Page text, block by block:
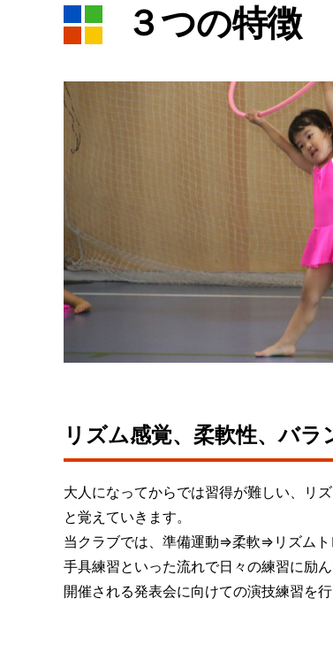
３つの特徴
リズム感覚、柔軟性、バラ
大人になってからでは習得が難しい、リ
と覚えていきます。
当クラブでは、準備運動⇒柔軟⇒リズム
手具練習といった流れで日々の練習に励
開催される発表会に向けての演技練習を行